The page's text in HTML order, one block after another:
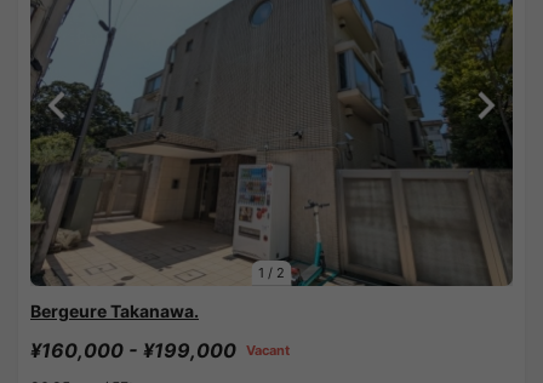
1 / 2
Bergeure Takanawa.
¥160,000 - ¥199,000 Vacant